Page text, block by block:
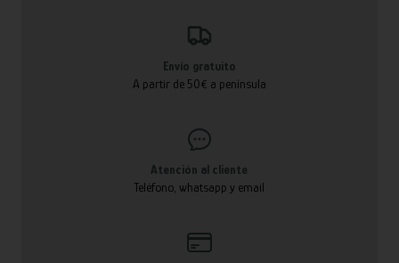
Envío gratuito
A partir de 50€ a península
Atención al cliente
Teléfono, whatsapp y email